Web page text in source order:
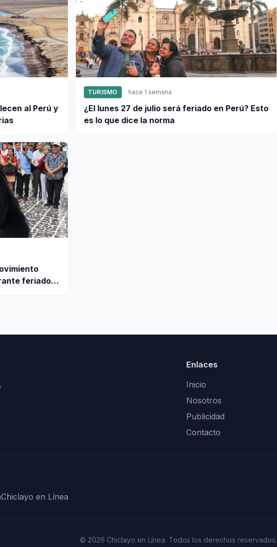
al Perú y
TURISMO hace 1 semana
¿El lunes 27 de julio será feriado en Perú? Esto
es lo que dice la norma
feriado
Enlaces
Inicio
Nosotros
Publicidad
Contacto
Chiclayo en Línea
© 2026 Chiclayo en Línea. Todos los derechos reservados.